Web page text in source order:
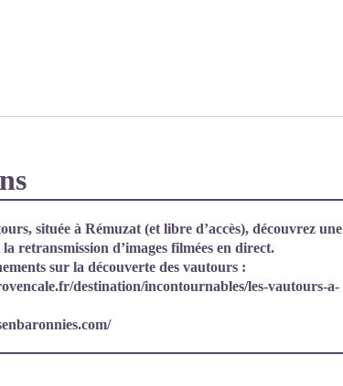
, située à Rémuzat (et libre d’accès), découvrez une
retransmission d’images filmées en direct.
sur la découverte des vautours :
destination/incontournables/les-vautours-a-